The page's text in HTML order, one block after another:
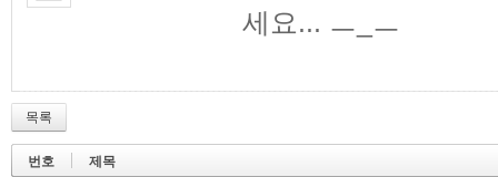
세요... ㅡ_ㅡ
목록
번호 제목